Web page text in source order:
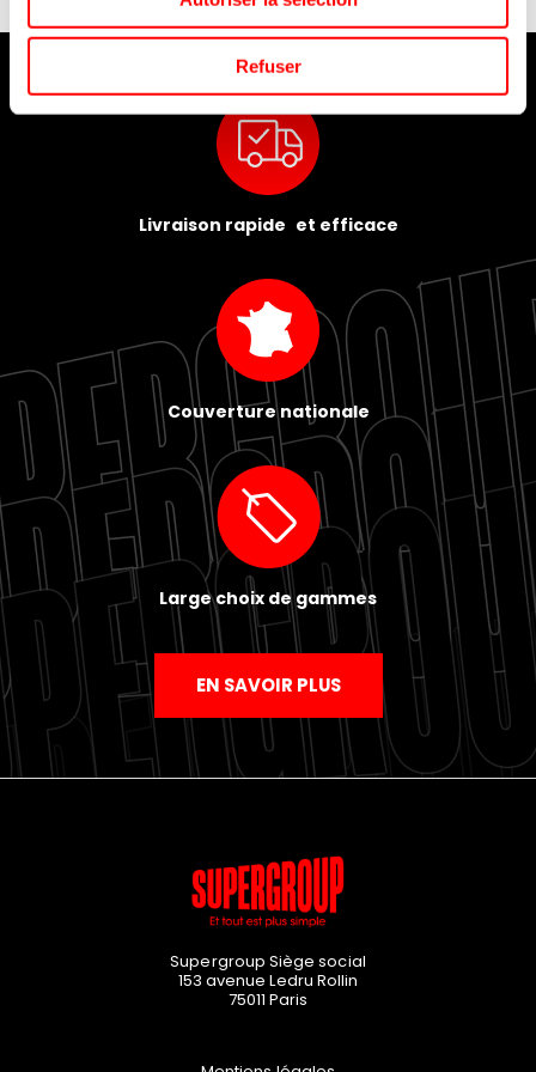
Refuser
Livraison rapide et efficace
Couverture nationale
Large choix de gammes
EN SAVOIR PLUS
Supergroup Siège social
153 avenue Ledru Rollin
75011 Paris